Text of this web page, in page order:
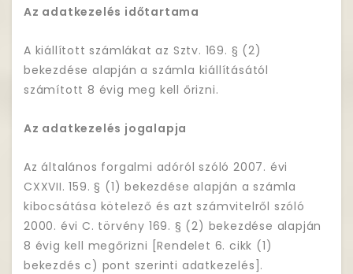
Az adatkezelés időtartama
A kiállított számlákat az Sztv. 169. § (2)
bekezdése alapján a számla kiállításától
számított 8 évig meg kell őrizni.
Az adatkezelés jogalapja
Az általános forgalmi adóról szóló 2007. évi
CXXVII. 159. § (1) bekezdése alapján a számla
kibocsátása kötelező és azt számvitelről szóló
2000. évi C. törvény 169. § (2) bekezdése alapján
8 évig kell megőrizni [Rendelet 6. cikk (1)
bekezdés c) pont szerinti adatkezelés].